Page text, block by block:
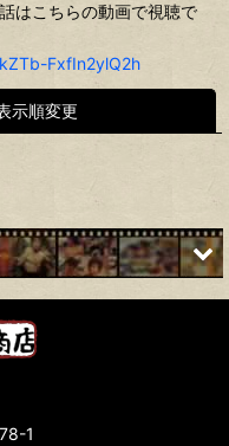
はこちらの動画で視聴で
FxfIn2ylQ2h
示順変更
1